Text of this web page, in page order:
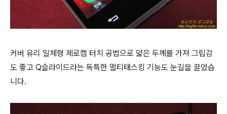
커버 유리 일체형 제로캡 터치 공법으로 얇은 두께를 가져 그립감
도 좋고 Q슬라이드라는 독특한 멀티태스킹 기능도 눈길을 끌었습
니다.